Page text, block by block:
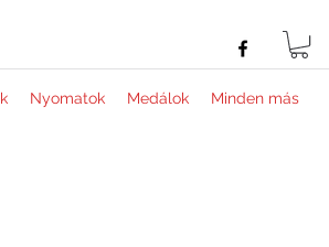
Nyomatok Medálok Minden más